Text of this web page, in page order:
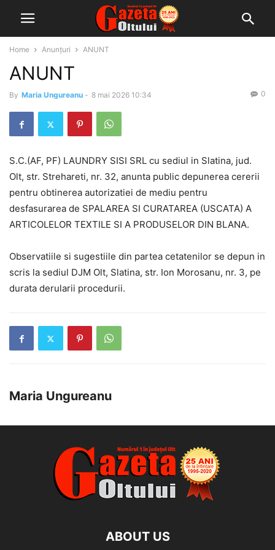
Home Anunțuri ANUNT
ANUNT
By Maria Ungureanu - 8 mai 2026 10:34 0
S.C.(AF, PF) LAUNDRY SISI SRL cu sediul in Slatina, jud.
Olt, str. Strehareti, nr. 32, anunta public depunerea cererii
pentru obtinerea autorizatiei de mediu pentru
desfasurarea de SPALAREA SI CURATAREA (USCATA) A
ARTICOLELOR TEXTILE SI A PRODUSELOR DIN BLANA.
Observatiile si sugestiile din partea cetatenilor se depun in
scris la sediul DJM Olt, Slatina, str. Ion Morosanu, nr. 3, pe
durata derularii procedurii.
Maria Ungureanu
ABOUT US